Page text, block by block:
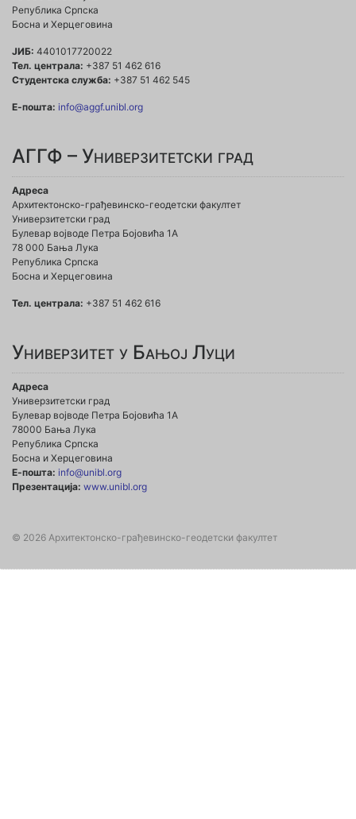
Република Српска
Босна и Херцеговина
ЈИБ: 4401017720022
Тел. централа: +387 51 462 616
Студентска служба: +387 51 462 545
Е-пошта: info@aggf.unibl.org
АГГФ – Универзитетски град
Адреса
Архитектонско-грађевинско-геодетски факултет
Универзитетски град
Булевар војводе Петра Бојовића 1A
78 000 Бања Лука
Република Српска
Босна и Херцеговина
Тел. централа: +387 51 462 616
Универзитет у Бањој Луци
Адреса
Универзитетски град
Булевар војводе Петра Бојовића 1А
78000 Бања Лука
Република Српска
Босна и Херцеговина
Е-пошта: info@unibl.org
Презентација: www.unibl.org
© 2026 Архитектонско-грађевинско-геодетски факултет